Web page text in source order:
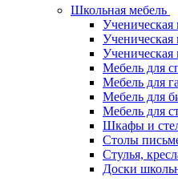
Школьная мебель
Ученическая
Мебель для
Мебель для
Мебель для
Мебель для
Шкафы и
Столы
Стулья,
Доски